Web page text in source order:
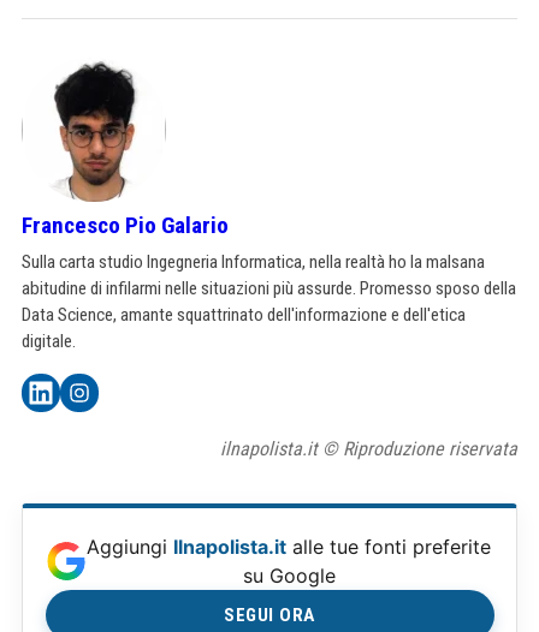
Francesco Pio Galario
Sulla carta studio Ingegneria Informatica, nella realtà ho la malsana
abitudine di infilarmi nelle situazioni più assurde. Promesso sposo della
Data Science, amante squattrinato dell'informazione e dell'etica
digitale.
ilnapolista.it © Riproduzione riservata
Aggiungi Ilnapolista.it alle tue fonti preferite
su Google
SEGUI ORA